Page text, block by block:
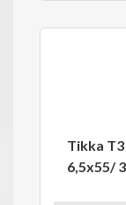
Tikka
6,5x55/